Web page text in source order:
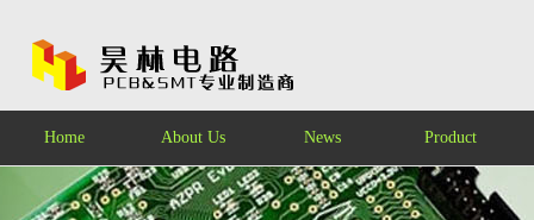
Home About Us News Product